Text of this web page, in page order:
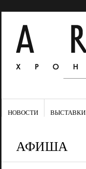
НОВОСТИ ВЫСТАВКИ
АФИША